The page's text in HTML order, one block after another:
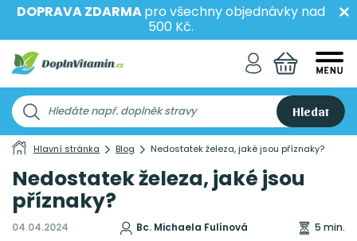
DOPRAVA ZDARMApro všechny objednávky nad
500 Kč.
Hledat
Hlavní stránka Blog Nedostatek železa, jaké jsou příznaky?
Nedostatek železa, jaké jsou
příznaky?
04.04.2024 Bc. Michaela Fulínová 5 min.